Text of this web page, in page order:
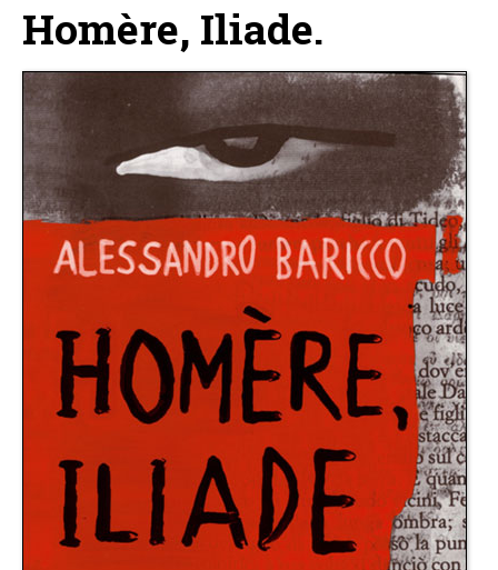
Homère, Iliade.